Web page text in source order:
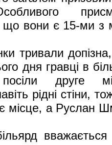
вони є 15-ми з
тривали
дня гравці в
посіли друге
рідні стіни,
місце, а Руслан